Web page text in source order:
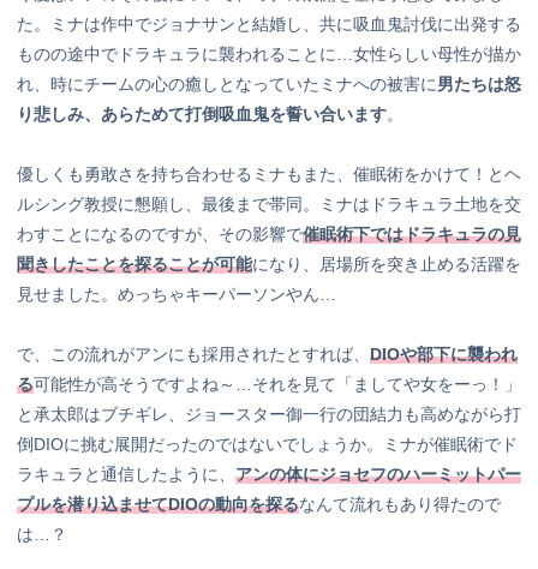
た。ミナは作中でジョナサンと結婚し、共に吸血鬼討伐に出発する
ものの途中でドラキュラに襲われることに…女性らしい母性が描か
れ、時にチームの心の癒しとなっていたミナへの被害に男たちは怒
り悲しみ、あらためて打倒吸血鬼を誓い合います。
優しくも勇敢さを持ち合わせるミナもまた、催眠術をかけて！とヘ
ルシング教授に懇願し、最後まで帯同。ミナはドラキュラ土地を交
わすことになるのですが、その影響で催眠術下ではドラキュラの見
聞きしたことを探ることが可能になり、居場所を突き止める活躍を
見せました。めっちゃキーパーソンやん…
で、この流れがアンにも採用されたとすれば、 DIOや部下に襲われ
る可能性が高そうですよね～…それを見て「ましてや女をーっ！」
と承太郎はブチギレ、ジョースター御一行の団結力も高めながら打
倒DIOに挑む展開だったのではないでしょうか。ミナが催眠術でド
ラキュラと通信したように、 アンの体にジョセフのハーミットパー
プルを潜り込ませてDIOの動向を探るなんて流れもあり得たので
は…？